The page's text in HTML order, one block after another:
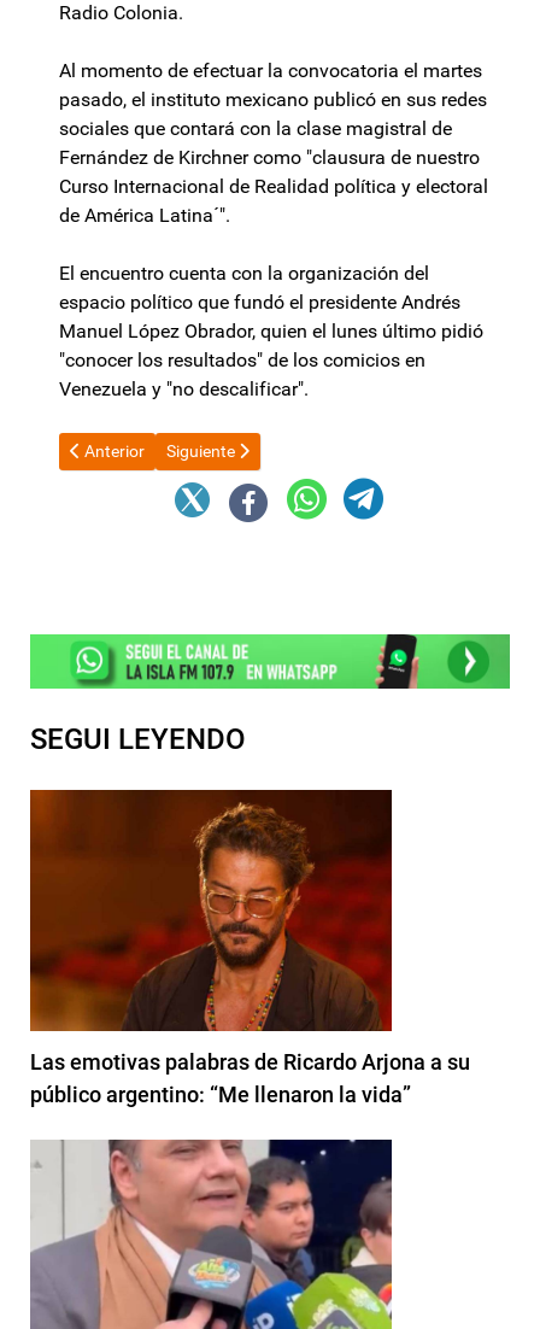
Radio Colonia.
Al momento de efectuar la convocatoria el martes
pasado, el instituto mexicano publicó en sus redes
sociales que contará con la clase magistral de
Fernández de Kirchner como "clausura de nuestro
Curso Internacional de Realidad política y electoral
de América Latina´".
El encuentro cuenta con la organización del
espacio político que fundó el presidente Andrés
Manuel López Obrador, quien el lunes último pidió
"conocer los resultados" de los comicios en
Venezuela y "no descalificar".
Artículo anterior: El sector privado genera cada vez menos
Anterior Artículo siguiente: Luis Caputo volvió a negar
Siguiente
SEGUI LEYENDO
Las emotivas palabras de Ricardo Arjona a su
público argentino: “Me llenaron la vida”